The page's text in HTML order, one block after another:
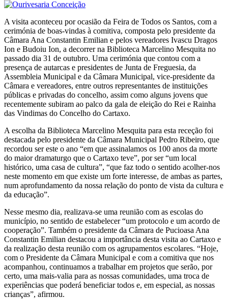
A visita aconteceu por ocasião da Feira de Todos os Santos, com a
cerimónia de boas-vindas à comitiva, composta pelo presidente da
Câmara Ana Constantin Emilian e pelos vereadores Ivascu Dragos
Ion e Budoiu Ion, a decorrer na Biblioteca Marcelino Mesquita no
passado dia 31 de outubro. Uma cerimónia que contou com a
presença de autarcas e presidentes de Junta de Freguesia, da
Assembleia Municipal e da Câmara Municipal, vice-presidente da
Câmara e vereadores, entre outros representantes de instituições
públicas e privadas do concelho, assim como alguns jovens que
recentemente subiram ao palco da gala de eleição do Rei e Rainha
das Vindimas do Concelho do Cartaxo.
A escolha da Biblioteca Marcelino Mesquita para esta receção foi
destacada pelo presidente da Câmara Municipal Pedro Ribeiro, que
recordou ser este o ano “em que assinalamos os 100 anos da morte
do maior dramaturgo que o Cartaxo teve”, por ser “um local
histórico, uma casa de cultura”, “que faz todo o sentido acolher-nos
neste momento em que existe um forte interesse, de ambas as partes,
num aprofundamento da nossa relação do ponto de vista da cultura e
da educação”.
Nesse mesmo dia, realizava-se uma reunião com as escolas do
município, no sentido de estabelecer “um protocolo e um acordo de
cooperação”. Também o presidente da Câmara de Pucioasa Ana
Constantin Emilian destacou a importância desta visita ao Cartaxo e
da realização desta reunião com os agrupamentos escolares. “Hoje,
com o Presidente da Câmara Municipal e com a comitiva que nos
acompanhou, continuamos a trabalhar em projetos que serão, por
certo, uma mais-valia para as nossas comunidades, uma troca de
experiências que poderá beneficiar todos e, em especial, as nossas
crianças”, afirmou.